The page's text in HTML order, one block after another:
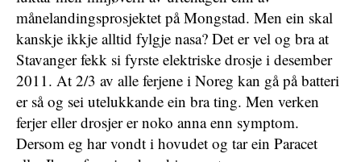
månelandingsprosjektet på Mongstad. Men ein skal
kanskje ikkje alltid fylgje nasa? Det er vel og bra at
Stavanger fekk si fyrste elektriske drosje i desember
2011. At 2/3 av alle ferjene i Noreg kan gå på batteri
er så og sei utelukkande ein bra ting. Men verken
ferjer eller drosjer er noko anna enn symptom.
Dersom eg har vondt i hovudet og tar ein Paracet